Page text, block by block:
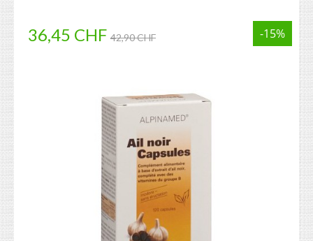
36,45 CHF 42,90 CHF -15%